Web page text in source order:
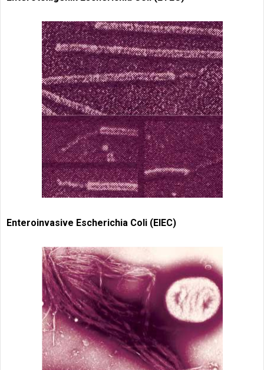
Enteroinvasive Escherichia Coli (EIEC)